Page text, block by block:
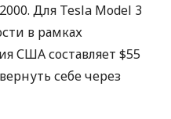
Для Tesla Model 3
в рамках
США составляет $55
себе через